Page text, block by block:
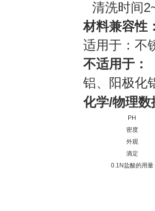
清洗时间
材料兼容性
适用于：不
不适用于：
铝、阳极化
化学/物理数
PH
密度
外观
滴定
0.1N盐酸的用量